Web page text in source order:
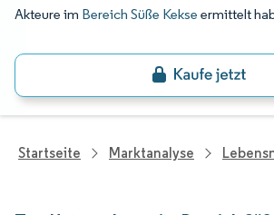
Akteure im Bereich Süße Kekse ermittelt
Startseite Marktanalyse